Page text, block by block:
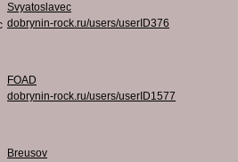
Svyatoslavec
dobrynin-rock.ru/users/userID376
FOAD
dobrynin-rock.ru/users/userID1577
Breusov